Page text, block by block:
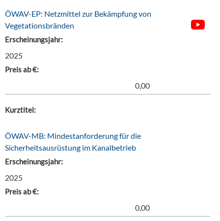
ÖWAV-EP: Netzmittel zur Bekämpfung von
Vegetationsbränden
Erscheinungsjahr:
2025
Preis ab €:
0,00
Kurztitel:
ÖWAV-MB: Mindestanforderung für die
Sicherheitsausrüstung im Kanalbetrieb
Erscheinungsjahr:
2025
Preis ab €:
0,00